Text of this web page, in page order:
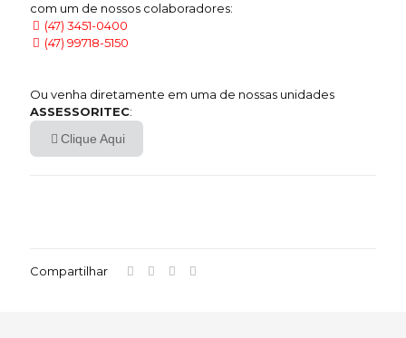
com um de nossos colaboradores:
(47) 3451-0400
(47) 99718-5150
Ou venha diretamente em uma de nossas unidades
ASSESSORITEC:
Clique Aqui
Compartilhar